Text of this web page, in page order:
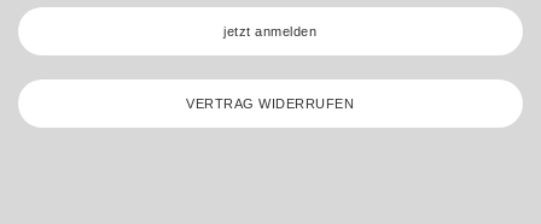
jetzt anmelden
VERTRAG WIDERRUFEN